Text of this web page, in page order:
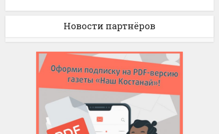
Новости партнёров